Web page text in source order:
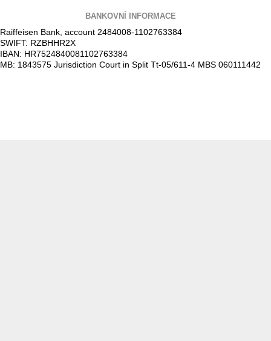
BANKOVNÍ INFORMACE
Raiffeisen Bank, account 2484008-1102763384
SWIFT: RZBHHR2X
IBAN: HR7524840081102763384
MB: 1843575 Jurisdiction Court in Split Tt-05/611-4 MBS 060111442